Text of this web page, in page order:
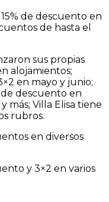
de descuento en
de hasta el
sus propias
alojamientos;
en mayo y junio;
descuento en
más; Villa Elisa tiene
rubros.
en diversos
y 3×2 en varios